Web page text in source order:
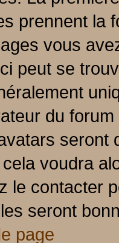
prennent la
vous
peut se
du
seront
voudra
le contacter
seront
page